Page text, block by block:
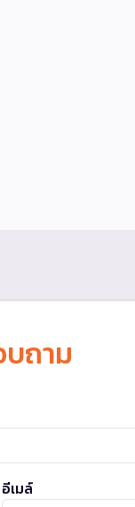
ถาม
อีเมล์